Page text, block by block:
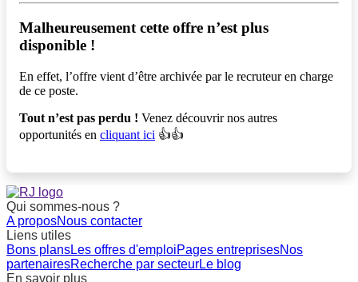
Malheureusement cette offre n’est plus
disponible !️
En effet, l’offre vient d’être archivée par le recruteur en charge
de ce poste.
Tout n’est pas perdu ! Venez découvrir nos autres
opportunités en cliquant ici 👍👍
Qui sommes-nous ?
A proposNous contacter
Liens utiles
Bons plansLes offres d'emploiPages entreprisesNos
partenairesRecherche par secteurLe blog
En savoir plus